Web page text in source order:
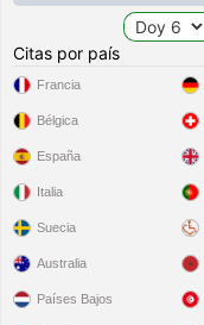
Citas por país
Francia
Bélgica
España
Italia
Suecia
Australia
Países Bajos